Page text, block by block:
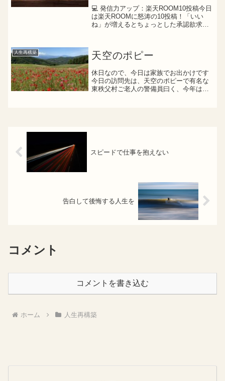
💻 発信力アップ：楽天ROOM10投稿今日
は楽天ROOMに怒涛の10投稿！「いい
ね」が増えるとちょっとした承認欲求が
スタの勉強もしっ...
人生再構築 天空のポピー
休日なので、今日は家族でお出かけです
今日の訪問先は、天空のポピーで有名な
東秩父村ご老人の警備員曰く、今年は例
スピードで仕事を抱えない
告白して後悔する人生を
コメント
コメントを書き込む
ホーム 人生再構築